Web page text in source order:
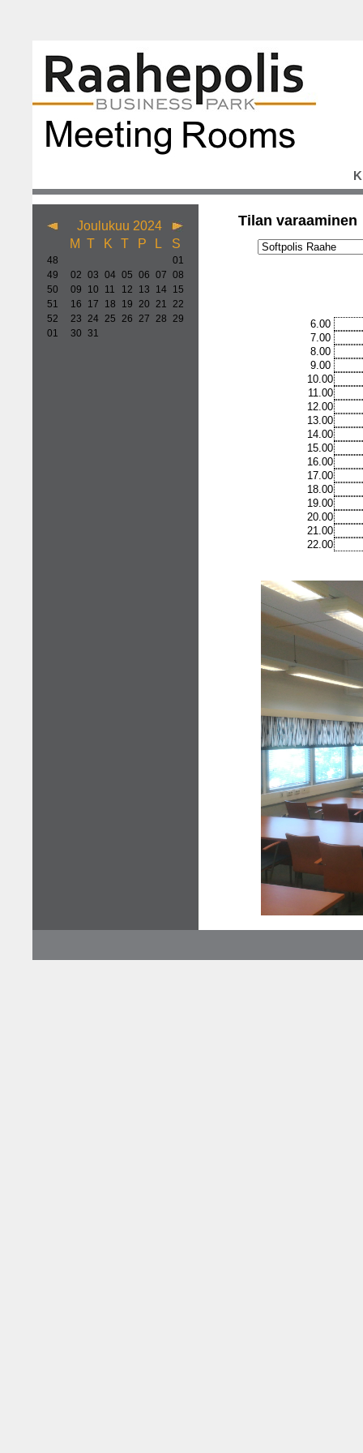
Joulukuu 2024
M T K T P L S
48
01
49
02 03 04 05 06 07 08
50
09 10 11 12 13 14 15
51
16 17 18 19 20 21 22
52
23 24 25 26 27 28 29
01
30 31
Tilan varaaminen
6.00
7.00
8.00
9.00
10.00
11.00
12.00
13.00
14.00
15.00
16.00
17.00
18.00
19.00
20.00
21.00
22.00